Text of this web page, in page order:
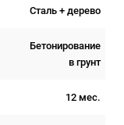
Сталь + дерево
Бетонирование
в грунт
12 мес.